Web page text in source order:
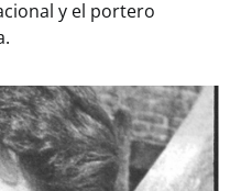
y el portero